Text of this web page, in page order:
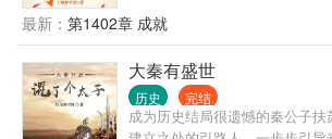
唐。 长孙皇后：这娃白养了。
了？ 李丽质：为什么我才十三岁
最新： 第1402章 成就
大秦有盛世
历史 完结
成为历史结局很遗憾的秦公子